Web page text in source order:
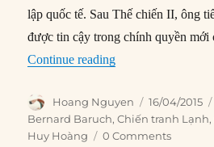
lập quốc tế. Sau Thế chiến II, ông
được tin cậy trong chính quyền mới
Continue reading“16/04/1947:
Author
Hoang Nguyen
Posted
on
16/04/2015
Bernard Baruch,Chiến tranh Lạnh,
Huy Hoàng
0 Comments